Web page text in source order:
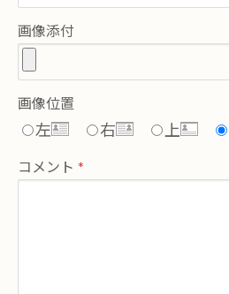
画像添付
画像位置
左 右 上
コメント